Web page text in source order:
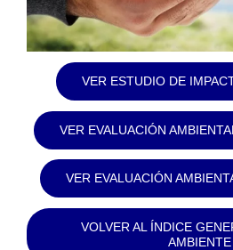
VER ESTUDIO DE
VER EVALUACIÓN
VER EVALUACIÓN
VOLVER AL ÍNDICE
AMBIENTE